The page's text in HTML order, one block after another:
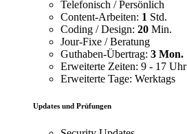
Telefonisch / Persönlich
Content-Arbeiten: 1 Std.
Coding / Design: 20 Min.
Jour-Fixe / Beratung
Guthaben-Übertrag: 3 Mon.
Erweiterte Zeiten: 9 - 17 Uhr
Erweiterte Tage: Werktags
Updates und Prüfungen